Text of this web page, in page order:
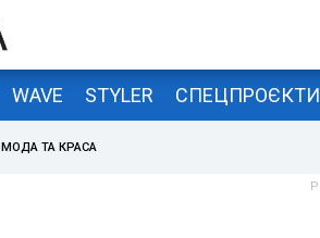
WAVE STYLER СПЕЦПРОЄКТИ
МОДА ТА КРАСА